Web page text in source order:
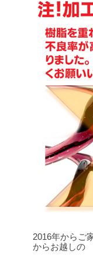
2016年からご
からお越しの